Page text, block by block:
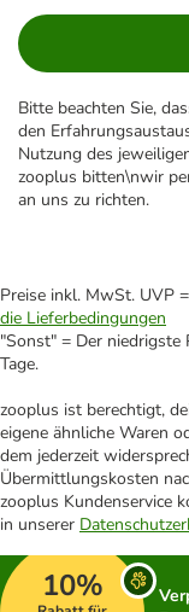
Bitte beachten Sie,
den
Nutzung des
zooplus bitten\nwir
an uns zu richten.
Preise inkl. MwSt. UVP
die Lieferbedingungen
"Sonst" = Der
Tage.
zooplus ist berechtigt,
eigene ähnliche Waren
dem jederzeit
Übermittlungskosten
zooplus Kundenservice
in unserer
10%